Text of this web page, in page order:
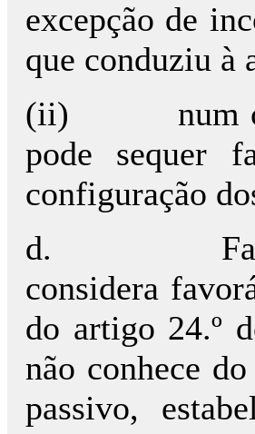
excepção de
que conduziu à
(ii)
num
pode sequer
configuração
d.
considera
do artigo 24.º
não conhece
passivo,